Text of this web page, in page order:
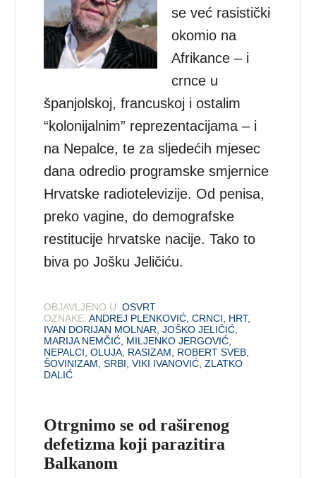
se već rasistički
okomio na
Afrikance – i
crnce u
španjolskoj, francuskoj i ostalim
“kolonijalnim” reprezentacijama – i
na Nepalce, te za sljedećih mjesec
dana odredio programske smjernice
Hrvatske radiotelevizije. Od penisa,
preko vagine, do demografske
restitucije hrvatske nacije. Tako to
biva po Jošku Jeličiću.
OBJAVLJENO U: OSVRT
OZNAKE: ANDREJ PLENKOVIĆ ,CRNCI HRT,
IVAN DORIJAN MOLNAR ,JOŠKO JELIČIĆ
MARIJA NEMČIĆ MILJENKO JERGOVIĆ
NEPALCI ,OLUJA RASIZAM ROBERT SVEB
ŠOVINIZAM ,SRBI ,VIKI IVANOVIĆ ,ZLATKO
DALIĆ
Otrgnimo se od raširenog
defetizma koji parazitira
Balkanom